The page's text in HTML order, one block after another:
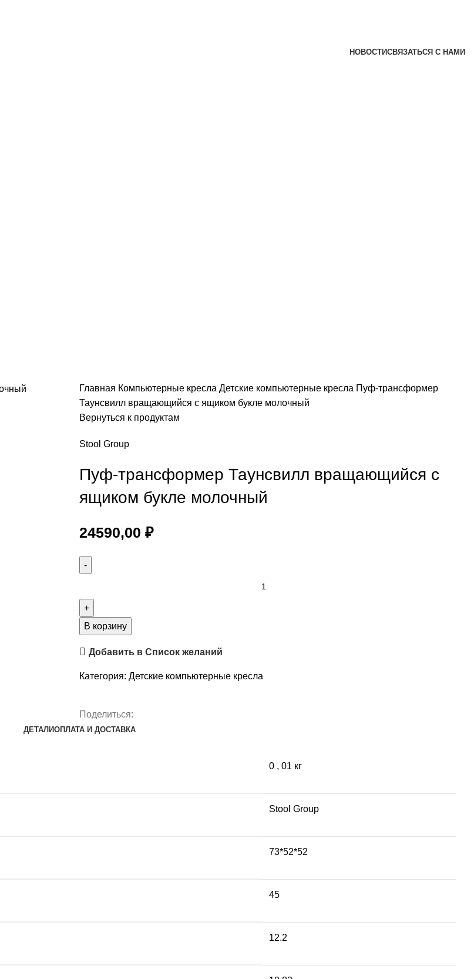
НОВОСТИСВЯЗАТЬСЯ С НАМИ
Главная Компьютерные кресла Детские компьютерные кресла Пуф-трансформер
Таунсвилл вращающийся с ящиком букле молочный
Вернуться к продуктам
Stool Group
Пуф-трансформер Таунсвилл вращающийся с
ящиком букле молочный
24590,00 ₽
В корзину
Добавить в Список желаний
Категория: Детские компьютерные кресла
Поделиться:
ДЕТАЛИОПЛАТА И ДОСТАВКА
0 , 01 кг
Stool Group
73*52*52
45
12.2